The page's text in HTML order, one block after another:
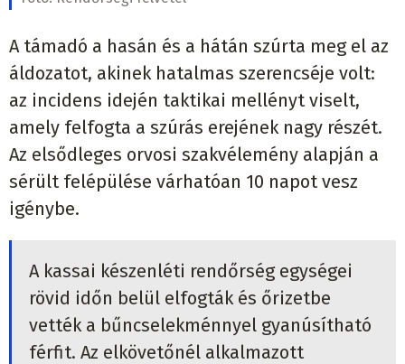
A támadó a hasán és a hátán szúrta meg el az
áldozatot, akinek hatalmas szerencséje volt:
az incidens idején taktikai mellényt viselt,
amely felfogta a szúrás erejének nagy részét.
Az elsődleges orvosi szakvélemény alapján a
sérült felépülése várhatóan 10 napot vesz
igénybe.
A kassai készenléti rendőrség egységei
rövid időn belül elfogták és őrizetbe
vették a bűncselekménnyel gyanúsítható
férfit. Az elkövetőnél alkalmazott